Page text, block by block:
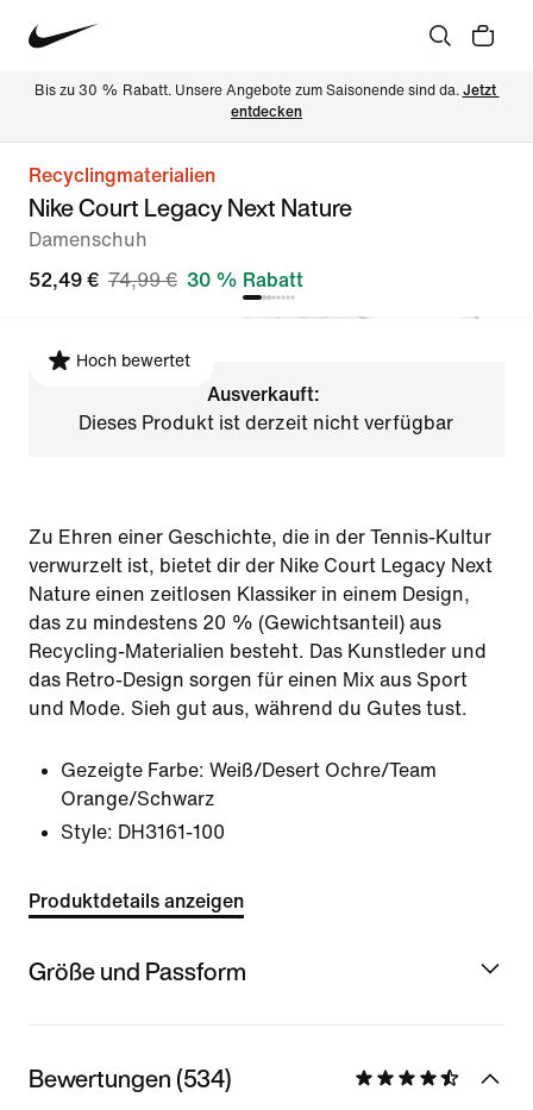
Bis zu 30 % Rabatt. Unsere Angebote zum Saisonende sind da. Jetzt
entdecken
Recyclingmaterialien
Nike Court Legacy Next Nature
Damenschuh
52,49 € 74,99 € 30 % Rabatt
Hoch bewertet
Ausverkauft:
Dieses Produkt ist derzeit nicht verfügbar
Zu Ehren einer Geschichte, die in der Tennis-Kultur
verwurzelt ist, bietet dir der Nike Court Legacy Next
Nature einen zeitlosen Klassiker in einem Design,
das zu mindestens 20 % (Gewichtsanteil) aus
Recycling-Materialien besteht. Das Kunstleder und
das Retro-Design sorgen für einen Mix aus Sport
und Mode. Sieh gut aus, während du Gutes tust.
Gezeigte Farbe: Weiß/Desert Ochre/Team
Orange/Schwarz
Style: DH3161-100
Produktdetails anzeigen
Größe und Passform
Bewertungen (534)